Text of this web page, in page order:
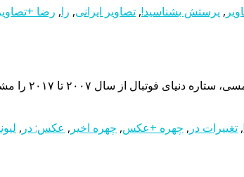
, پرستش بشناسید!, تصاویر ایرانی, را, رضا +تصاویر
, تغییرات در , چهره +عکس, چهره اخیر , عکس: در ,